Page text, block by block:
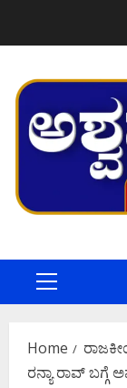
Primary
Home
ರನ್ಯಾ ರಾವ್‌ ಬಗ್ಗೆ